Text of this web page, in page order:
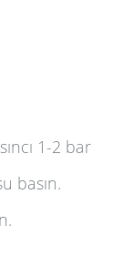
1-2 bar
basın.